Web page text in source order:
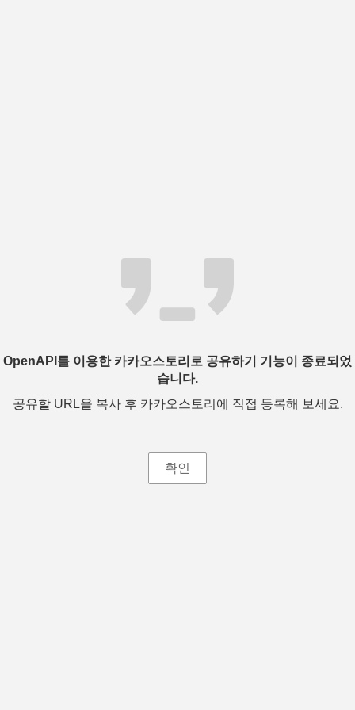
OpenAPI를 이용한 카카오스토리로 공유하기 기능이 종료되었
습니다.
공유할 URL을 복사 후 카카오스토리에 직접 등록해 보세요.
확인